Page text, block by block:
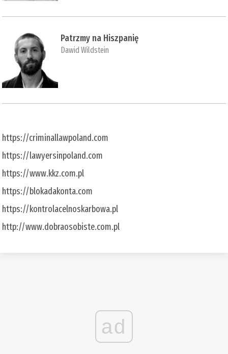
Patrzmy na Hiszpanię
Dawid Wildstein
https://criminallawpoland.com
https://lawyersinpoland.com
https://www.kkz.com.pl
https://blokadakonta.com
https://kontrolacelnoskarbowa.pl
http://www.dobraosobiste.com.pl
ad